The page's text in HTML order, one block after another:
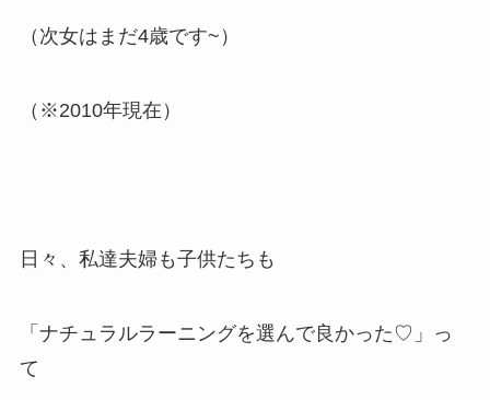
（次女はまだ4歳です~）
（※2010年現在）
日々、私達夫婦も子供たちも
「ナチュラルラーニングを選んで良かった♡」っ
て